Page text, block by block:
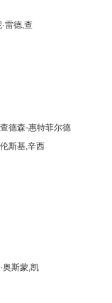
雷德,查
德森-惠特菲尔德
斯基,辛西
奥斯蒙,凯